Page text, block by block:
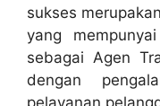
sukses
yang
sebagai Agen
dengan
pelayanan